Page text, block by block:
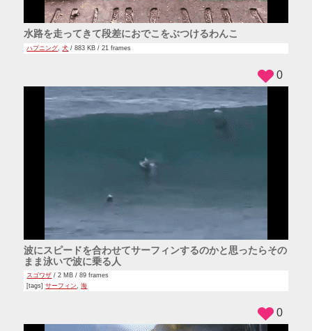
水路を走ってきて段差におでこをぶつけるわんこ
ハプニング ,犬 / 883 KB / 21 frames
波にスピードを合わせてサーフィンするのかと思ったらその
まま泳いで波に乗る人
スゴワザ / 2 MB / 89 frames
[tags]サーフィン ,海
0
0